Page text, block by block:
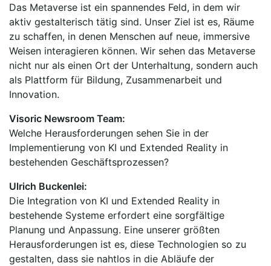
Das Metaverse ist ein spannendes Feld, in dem wir
aktiv gestalterisch tätig sind. Unser Ziel ist es, Räume
zu schaffen, in denen Menschen auf neue, immersive
Weisen interagieren können. Wir sehen das Metaverse
nicht nur als einen Ort der Unterhaltung, sondern auch
als Plattform für Bildung, Zusammenarbeit und
Innovation.
Visoric Newsroom Team:
Welche Herausforderungen sehen Sie in der
Implementierung von KI und Extended Reality in
bestehenden Geschäftsprozessen?
Ulrich Buckenlei:
Die Integration von KI und Extended Reality in
bestehende Systeme erfordert eine sorgfältige
Planung und Anpassung. Eine unserer größten
Herausforderungen ist es, diese Technologien so zu
gestalten, dass sie nahtlos in die Abläufe der